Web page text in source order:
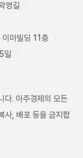
영길
마빌딩 11층
일
다. 아주경제의 모든
사, 배포 등을 금지합